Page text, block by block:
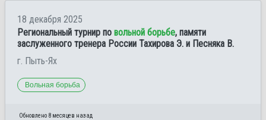
18 декабря 2025
Региональный турнир по вольной борьбе, памяти
заслуженного тренера России Тахирова Э. и Песняка В.
г. Пыть-Ях
Вольная борьба
Обновлено 8 месяцев назад